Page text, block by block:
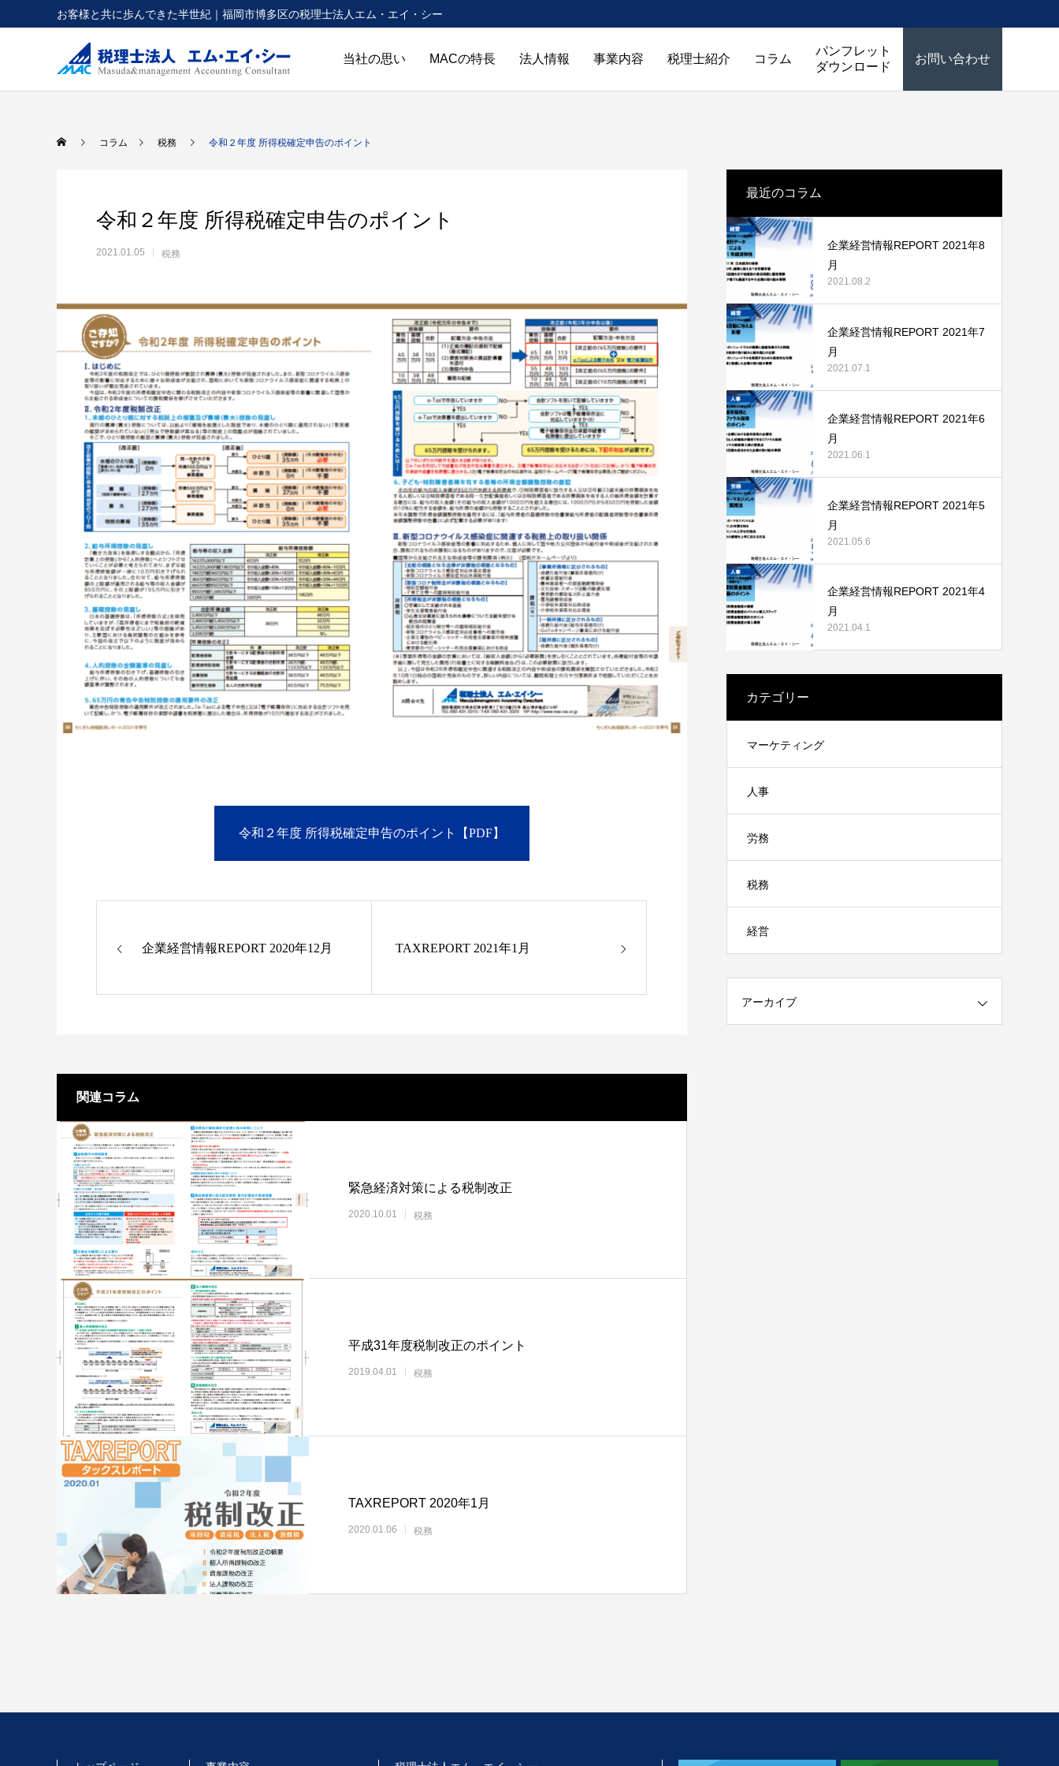
お客様と共に歩んできた半世紀｜福岡市博多区の税理士法人エム・エイ・シー
当社の思い MACの特長 法人情報 事業内容 税理士紹介 コラム
パンフレット
ダウンロード
お問い合わせ
コラム 税務 令和２年度 所得税確定申告のポイント
令和２年度 所得税確定申告のポイント
2021.01.05 税務
令和２年度 所得税確定申告のポイント【PDF】
企業経営情報REPORT 2020年12月 TAXREPORT 2021年1月
関連コラム
緊急経済対策による税制改正
2020.10.01 税務
平成31年度税制改正のポイント
2019.04.01 税務
TAXREPORT 2020年1月
2020.01.06 税務
最近のコラム
企業経営情報REPORT 2021年8
月
2021.08.2
企業経営情報REPORT 2021年7
月
2021.07.1
企業経営情報REPORT 2021年6
月
2021.06.1
企業経営情報REPORT 2021年5
月
2021.05.6
企業経営情報REPORT 2021年4
月
2021.04.1
カテゴリー
マーケティング
人事
労務
税務
経営
アーカイブ